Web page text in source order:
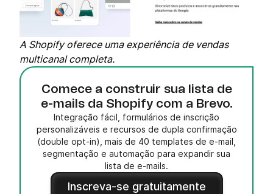
A Shopify oferece uma experiência de vendas
multicanal completa.
Comece a construir sua lista de
e-mails da Shopify com a Brevo.
Integração fácil, formulários de inscrição
personalizáveis e recursos de dupla confirmação
(double opt-in), mais de 40 templates de e-mail,
segmentação e automação para expandir sua
lista de e-mails.
Inscreva-se gratuitamente